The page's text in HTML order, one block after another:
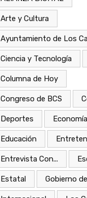
Arte y Cultura
Ayuntamiento de Los
Ciencia y Tecnología
Columna de Hoy
Congreso de BCS
Deportes Economía
Educación
Entrevista Con...
Estatal Gobierno